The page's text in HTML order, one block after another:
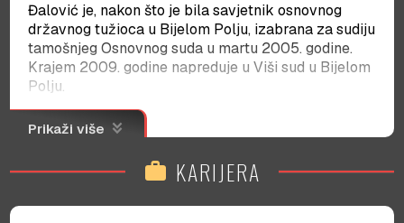
Đalović je, nakon što je bila savjetnik osnovnog
državnog tužioca u Bijelom Polju, izabrana za sudiju
tamošnjeg Osnovnog suda u martu 2005. godine.
Krajem 2009. godine napreduje u Viši sud u Bijelom
Polju.
U narednim godinama postupa kao istražni sudija i
portparol tog suda, ali i sudi u predmetima ubistava
i trgovine drogom. Bila je član vijeća sudija koje je
oslobodilo Safeta Kalića i članove njegove porodice
Prikaži više keyboard_double_arrow_down
work KARIJERA